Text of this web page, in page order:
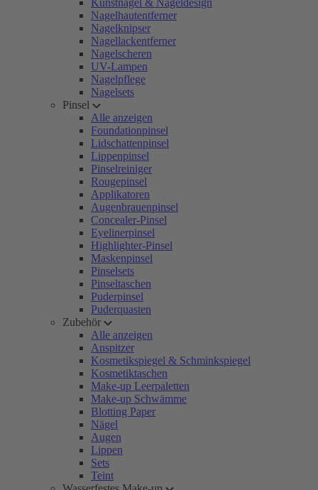
Kunstnägel & Nageldesign
Nagelhautentferner
Nagelknipser
Nagellackentferner
Nagelscheren
UV-Lampen
Nagelpflege
Nagelsets
Pinsel
Alle anzeigen
Foundationpinsel
Lidschattenpinsel
Lippenpinsel
Pinselreiniger
Rougepinsel
Applikatoren
Augenbrauenpinsel
Concealer-Pinsel
Eyelinerpinsel
Highlighter-Pinsel
Maskenpinsel
Pinselsets
Pinseltaschen
Puderpinsel
Puderquasten
Zubehör
Alle anzeigen
Anspitzer
Kosmetikspiegel & Schminkspiegel
Kosmetiktaschen
Make-up Leerpaletten
Make-up Schwämme
Blotting Paper
Nägel
Augen
Lippen
Sets
Teint